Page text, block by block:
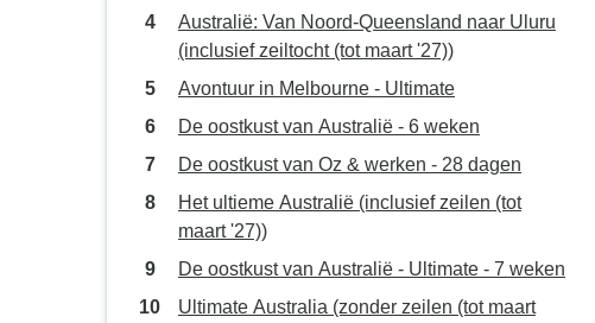
Australië: Van Noord-Queensland naar Uluru
(inclusief zeiltocht (tot maart '27))
Avontuur in Melbourne - Ultimate
De oostkust van Australië - 6 weken
De oostkust van Oz & werken - 28 dagen
Het ultieme Australië (inclusief zeilen (tot
maart '27))
De oostkust van Australië - Ultimate - 7 weken
Ultimate Australia (zonder zeilen (tot maart